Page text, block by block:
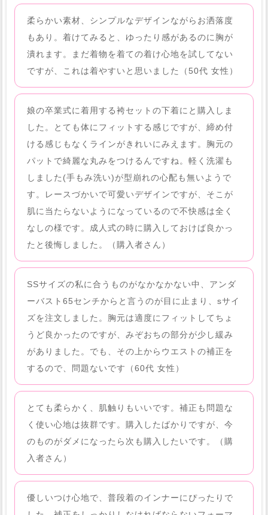
柔らかい素材、シンプルなデザインながらお洒落度
もあり。着けてみると、ゆったり感があるのに胸が
潰れます。まだ着物を着ての着け心地を試してない
ですが、これは着やすいと思いました（50代 女性）
娘の卒業式に着用する袴セットの下着にと購入しま
した。とても体にフィットする感じですが、締め付
ける感じもなくラインがきれいにみえます。胸元の
パットで綺麗な丸みをつけるんですね。軽く洗濯も
しました(手もみ洗い)が型崩れの心配も無いようで
す。レースづかいで可愛いデザインですが、そこが
肌に当たらないようになっているので不快感は全く
なしの様です。成人式の時に購入しておけば良かっ
たと後悔しました。（購入者さん）
SSサイズの私に合うものがなかなかない中、アンダ
ーバスト65センチからと言うのが目に止まり、sサイ
ズを注文しました。胸元は適度にフィットしてちょ
うど良かったのですが、みぞおちの部分が少し緩み
がありました。でも、その上からウエストの補正を
するので、問題ないです（60代 女性）
とても柔らかく、肌触りもいいです。補正も問題な
く使い心地は抜群です。購入したばかりですが、今
のものがダメになったら次も購入したいです。（購
入者さん）
優しいつけ心地で、普段着のインナーにぴったりで